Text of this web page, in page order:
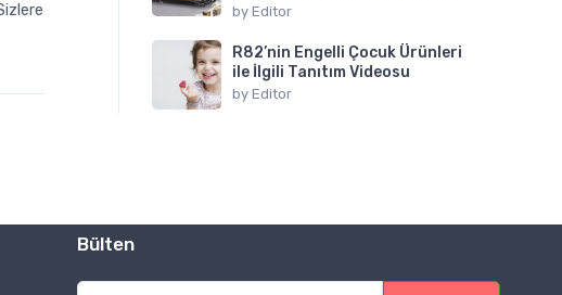
by Editor
R82’nin Engelli Çocuk Ürünleri
ile İlgili Tanıtım Videosu
by Editor
Bülten
E